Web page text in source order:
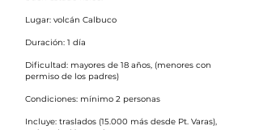
Lugar: volcán Calbuco
Duración: 1 día
Dificultad: mayores de 18 años, (menores con
permiso de los padres)
Condiciones: mínimo 2 personas
Incluye: traslados (15.000 más desde Pt. Varas),